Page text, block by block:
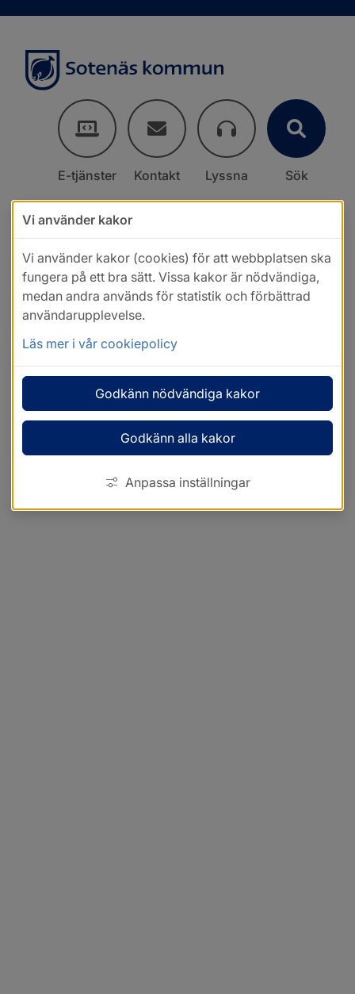
E-tjänster Kontakt Lyssna Sök
Vi använder kakor
Vi använder kakor (cookies) för att webbplatsen ska
fungera på ett bra sätt. Vissa kakor är nödvändiga,
medan andra används för statistik och förbättrad
användarupplevelse.
Läs mer i vår cookiepolicy
Godkänn nödvändiga kakor
Godkänn alla kakor
Anpassa inställningar